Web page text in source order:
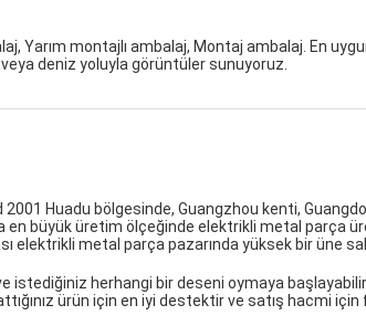
Yarım montajlı ambalaj, Montaj ambalaj. En
deniz yoluyla görüntüler sunuyoruz.
Huadu bölgesinde, Guangzhou kenti,
en büyük üretim ölçeğinde elektrikli metal parça
elektrikli metal parça pazarında yüksek bir üne
istediğiniz herhangi bir deseni oymaya
ürün için en iyi destektir ve satış hacmi için